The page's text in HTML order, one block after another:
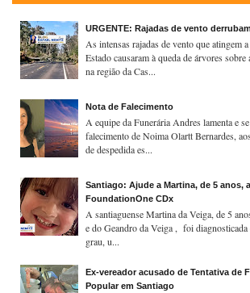
URGENTE: Rajadas de vento
As intensas rajadas de vento que atingem
Estado causaram à queda de árvores
na região da Cas...
Nota de Falecimento
A equipe da Funerária Andres lamenta e
falecimento de Noima Olartt Bernardes,
de despedida es...
Santiago: Ajude a Martina, de 5 anos,
FoundationOne CDx
A santiaguense Martina da Veiga, de 5
e do Geandro da Veiga , foi
grau, u...
Ex-vereador acusado de Tentativa de
Popular em Santiago